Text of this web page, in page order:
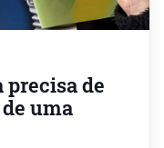
precisa de
uma